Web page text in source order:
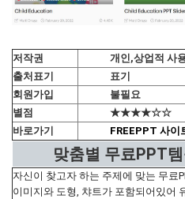
저작권
개인,상업적 사
출처표기
표기
회원가입
불필요
별점
★★★★☆☆
바로가기
FREEPPT 사이
맞춤별 무료PPT
자신이 찾고자 하는 주제에 맞는 무료
이미지와 도형, 챠트가 포함되어있어